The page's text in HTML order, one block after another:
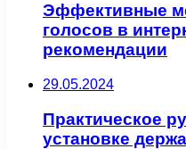
Эффективные
голосов в
рекомендации
29.05.2024
Практическое
установке